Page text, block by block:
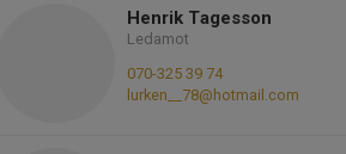
Henrik Tagesson
Ledamot
070-325 39 74
lurken__78@hotmail.com